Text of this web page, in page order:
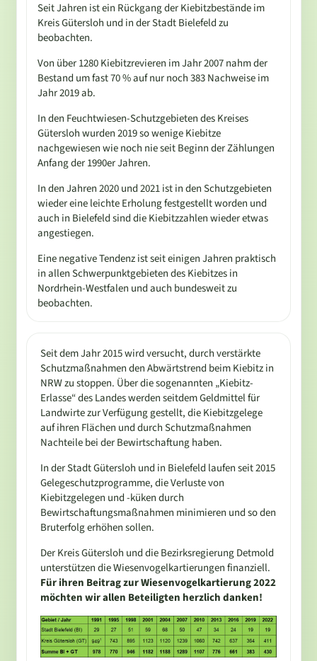
Seit Jahren ist ein Rückgang der Kiebitzbestände im
Kreis Gütersloh und in der Stadt Bielefeld zu
beobachten.
Von über 1280 Kiebitzrevieren im Jahr 2007 nahm der
Bestand um fast 70 % auf nur noch 383 Nachweise im
Jahr 2019 ab.
In den Feuchtwiesen-Schutzgebieten des Kreises
Gütersloh wurden 2019 so wenige Kiebitze
nachgewiesen wie noch nie seit Beginn der Zählungen
Anfang der 1990er Jahren.
In den Jahren 2020 und 2021 ist in den Schutzgebieten
wieder eine leichte Erholung festgestellt worden und
auch in Bielefeld sind die Kiebitzzahlen wieder etwas
angestiegen.
Eine negative Tendenz ist seit einigen Jahren praktisch
in allen Schwerpunktgebieten des Kiebitzes in
Nordrhein-Westfalen und auch bundesweit zu
beobachten.
Seit dem Jahr 2015 wird versucht, durch verstärkte
Schutzmaßnahmen den Abwärtstrend beim Kiebitz in
NRW zu stoppen. Über die sogenannten „Kiebitz-
Erlasse“ des Landes werden seitdem Geldmittel für
Landwirte zur Verfügung gestellt, die Kiebitzgelege
auf ihren Flächen und durch Schutzmaßnahmen
Nachteile bei der Bewirtschaftung haben.
In der Stadt Gütersloh und in Bielefeld laufen seit 2015
Gelegeschutzprogramme, die Verluste von
Kiebitzgelegen und -küken durch
Bewirtschaftungsmaßnahmen minimieren und so den
Bruterfolg erhöhen sollen.
Der Kreis Gütersloh und die Bezirksregierung Detmold
unterstützen die Wiesenvogelkartierungen finan­ziell.
Für ihren Beitrag zur Wiesenvogelkartierung 2022
möchten wir allen Beteiligten herzlich danken!